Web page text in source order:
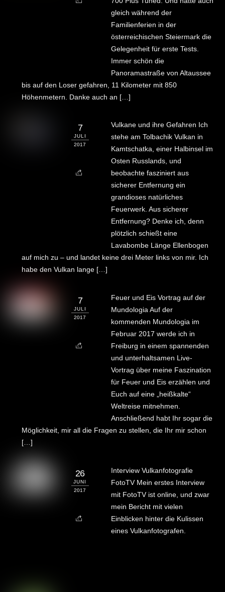
gleich während der
Familienferien in der
österreichischen Steiermark die
Gelegenheit für erste Tests.
Immer schön die
Panoramastraße von Altaussee
bis auf den Loser gefahren, 11 Kilometer mit 850
Höhenmetern. Danke auch an […]
7
JULI
2017
Vulkane und ihre Gefahren Ich
stehe am Tolbachik Vulkan in
Kamtschatka, einer Halbinsel im
Osten Russlands, und
beobachte fasziniert aus
sicherer Entfernung ein
grandioses natürliches
Feuerwerk. Aus sicherer
Entfernung? Denke ich, denn
plötzlich schießt eine
Lavabombe Länge Ellenbogen
auf mich zu – und landet keine drei Meter links von mir. Ich
habe den Vulkan lange […]
7
JULI
2017
Feuer und Eis Vortrag auf der
Mundologia Auf der
kommenden Mundologia im
Februar 2017 werde ich in
Freiburg in einem spannenden
und unterhaltsamen Live-
Vortrag über meine Faszination
für Feuer und Eis erzählen und
Euch auf eine „heißkalte“
Weltreise mitnehmen.
Anschließend habt Ihr sogar die
Möglichkeit, mir all die Fragen zu stellen, die Ihr mir schon
[…]
26
JUNI
2017
Interview Vulkanfotografie
FotoTV Mein erstes Interview
mit FotoTV ist online, und zwar
mein Bericht mit vielen
Einblicken hinter die Kulissen
eines Vulkanfotografen.